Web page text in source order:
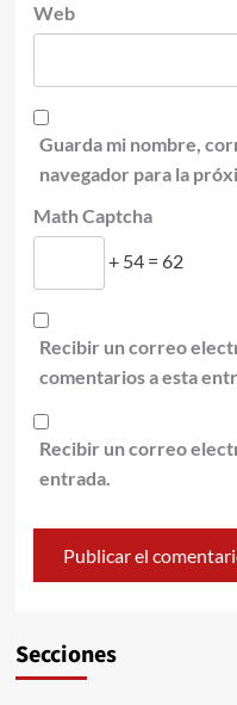
Web
Guarda mi nombre,
navegador para la
Math Captcha
+ 54 = 62
Recibir un correo
comentarios a esta
Recibir un correo
entrada.
Secciones